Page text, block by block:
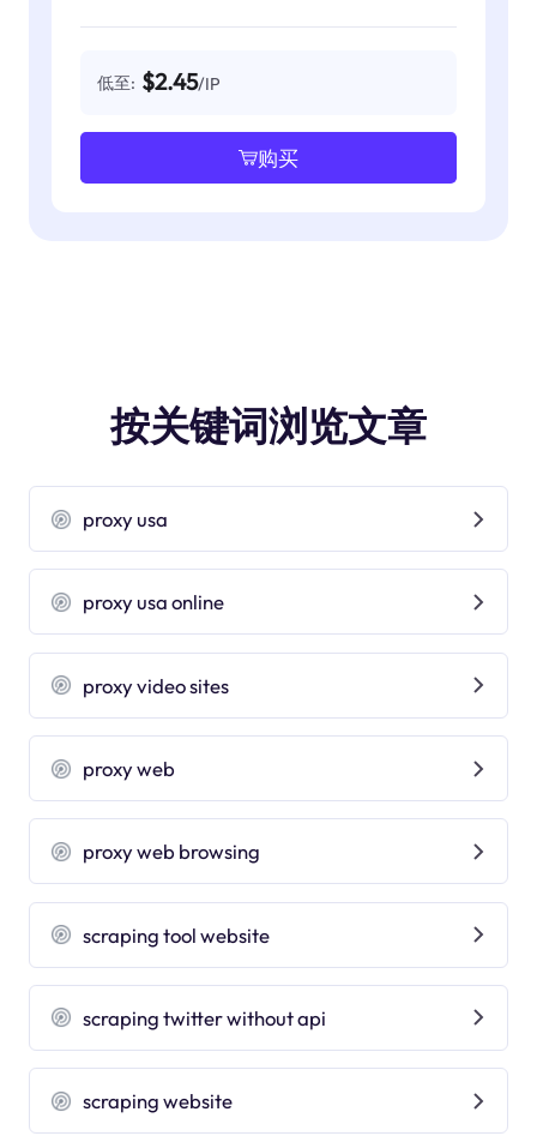
低至: $2.45/IP
购买
按关键词浏览文章
proxy usa
proxy usa online
proxy video sites
proxy web
proxy web browsing
scraping tool website
scraping twitter without api
scraping website